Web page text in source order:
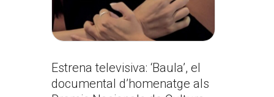
Estrena televisiva: ‘Baula’, el
documental d’homenatge als